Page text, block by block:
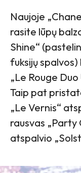
Naujoje
rasite lūpų
Shine“
fuksijų
„Le Rouge
Taip pat
„Le Vernis“
rausvas „Party
atspalvio